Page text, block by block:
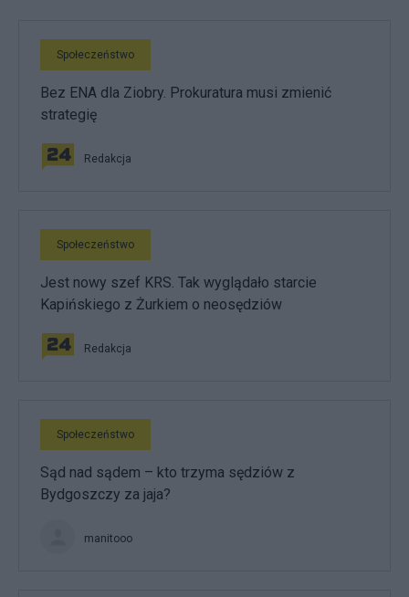
Społeczeństwo
Bez ENA dla Ziobry. Prokuratura musi zmienić
strategię
Redakcja
Społeczeństwo
Jest nowy szef KRS. Tak wyglądało starcie
Kapińskiego z Żurkiem o neosędziów
Redakcja
Społeczeństwo
Sąd nad sądem – kto trzyma sędziów z
Bydgoszczy za jaja?
manitooo